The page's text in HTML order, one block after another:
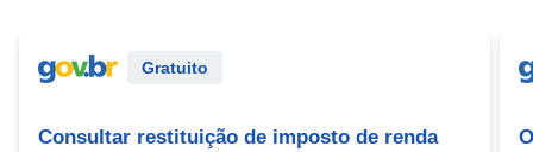
Serviço ExternoGratuito
Consultar restituição de imposto de renda